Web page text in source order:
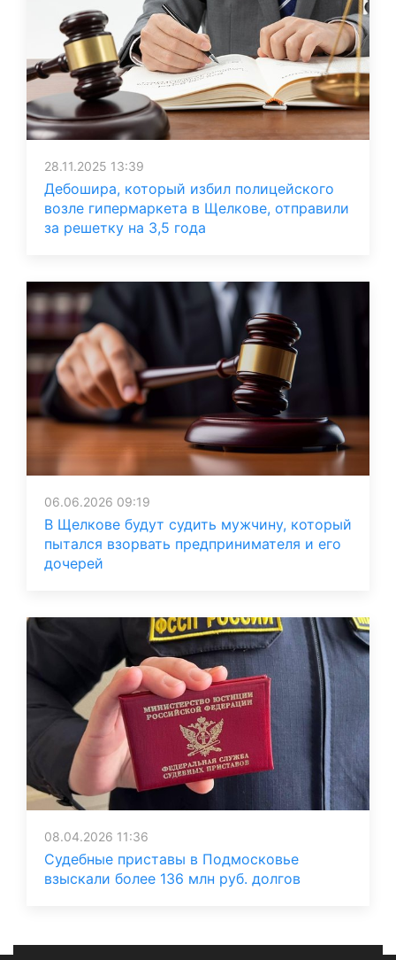
28.11.2025 13:39
Дебошира, который избил полицейского
возле гипермаркета в Щелкове, отправили
за решетку на 3,5 года
06.06.2026 09:19
В Щелкове будут судить мужчину, который
пытался взорвать предпринимателя и его
дочерей
08.04.2026 11:36
Судебные приставы в Подмосковье
взыскали более 136 млн руб. долгов